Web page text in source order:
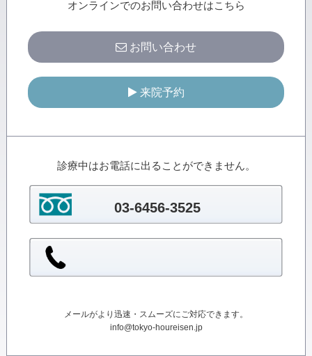
オンラインでのお問い合わせはこちら
お問い合わせ
来院予約
診療中はお電話に出ることができません。
03-6456-3525
メールがより迅速・スムーズにご対応できます。
info@tokyo-houreisen.jp